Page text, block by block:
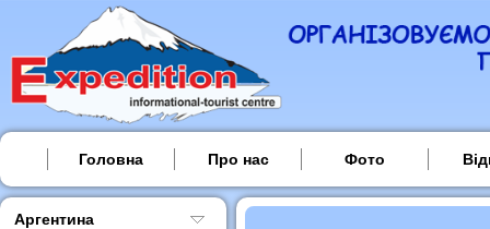
Головна Про нас Фото
Аргентина